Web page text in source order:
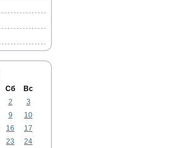
Сб Вс
2
3
9
10
16
17
23
24